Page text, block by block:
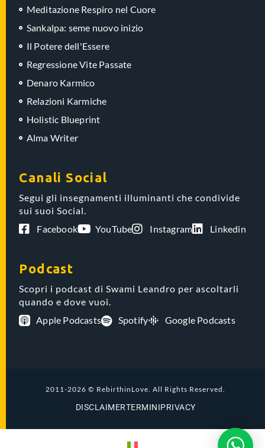
Meditazione Respiro nel Cuore
Sankalpa: seme nuovo inizio
Il Potere dell'Essere
Regressione Vite Passate
Denaro Karmico
Relazioni Karmiche
Holistic Blueprint
Alma Writer
Canali Social
Segui gli insegnamenti illuminanti che condivide
sui suoi Social.
Facebook
YouTube Instagram Linkedin
Podcast
Scopri i podcast di Swami Leandro per ascoltarli
quando e dove vuoi.
Apple Podcasts
Spotify Google Podcasts
2011-2026 © RebirthinLove. All Rights Reserved.
DISCLAIMERTERMINIPRIVACY